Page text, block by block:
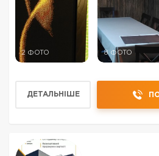
2 ФОТО 8 ФОТО
ДЕТАЛЬНІШЕ